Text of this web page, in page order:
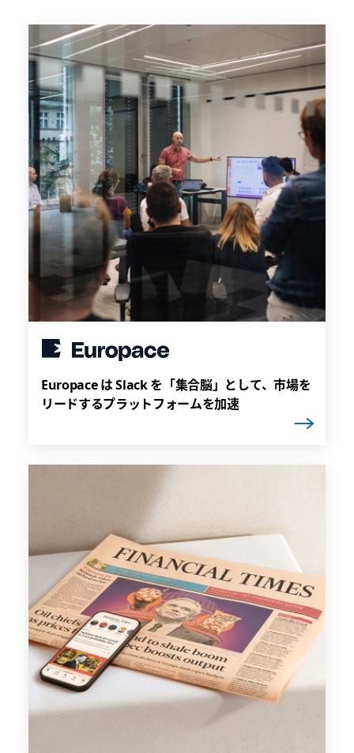
Europace は Slack を「集合脳」として、市場を
リードするプラットフォームを加速